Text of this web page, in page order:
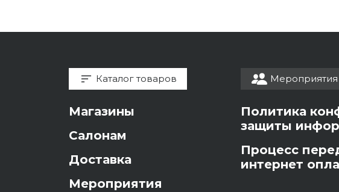
Каталог товаров
Магазины
Салонам
Доставка
Мероприятия
Мероприятия
Политика
защиты
Процесс
интернет